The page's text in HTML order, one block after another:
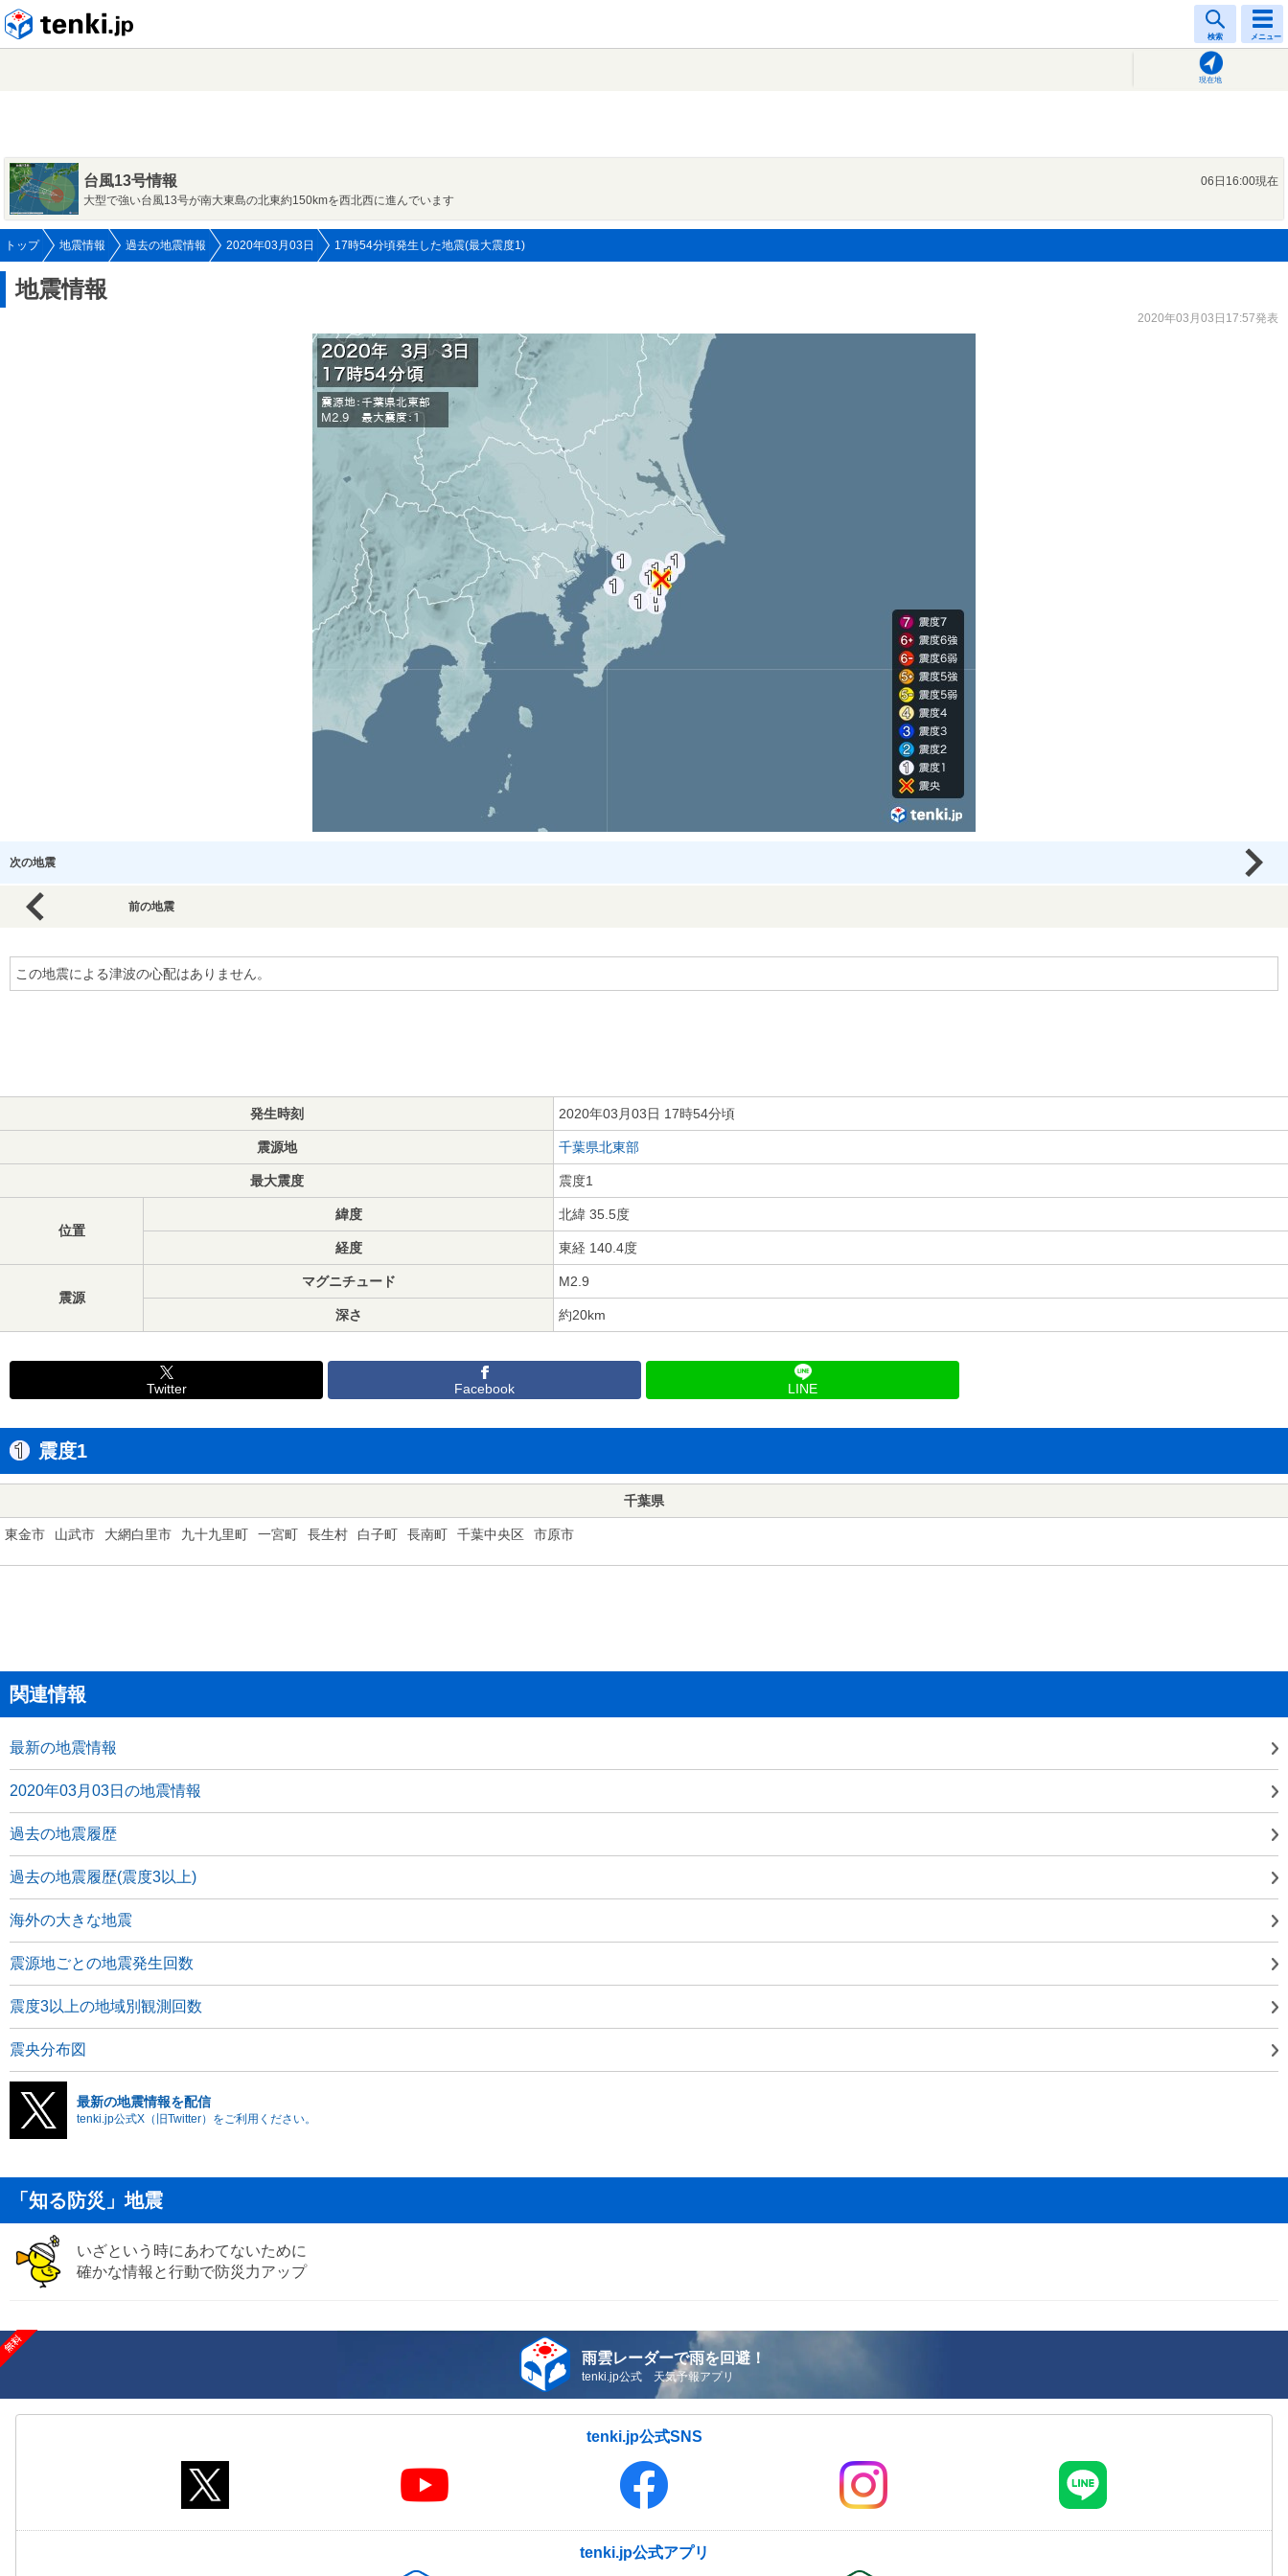
検索 メニュー
現在地
台風13号情報
06日16:00現在
大型で強い台風13号が南大東島の北東約150kmを西北西に進んでいます
トップ 地震情報 過去の地震情報 2020年03月03日 17時54分頃発生した地震(最大震度1)
地震情報
2020年03月03日17:57発表
次の地震
前の地震
この地震による津波の心配はありません。
発生時刻 2020年03月03日 17時54分頃
震源地 千葉県北東部
最大震度 震度1
位置
緯度 北緯 35.5度
経度 東経 140.4度
震源
マグニチュード M2.9
深さ 約20km
Twitter Facebook LINE
震度1
千葉県
東金市 山武市 大網白里市 九十九里町 一宮町 長生村 白子町 長南町 千葉中央区 市原市
関連情報
最新の地震情報
2020年03月03日の地震情報
過去の地震履歴
過去の地震履歴(震度3以上)
海外の大きな地震
震源地ごとの地震発生回数
震度3以上の地域別観測回数
震央分布図
最新の地震情報を配信
tenki.jp公式X（旧Twitter）をご利用ください。
「知る防災」地震
いざという時にあわてないために
確かな情報と行動で防災力アップ
雨雲レーダーで雨を回避！
tenki.jp公式 天気予報アプリ
tenki.jp公式SNS
tenki.jp公式アプリ